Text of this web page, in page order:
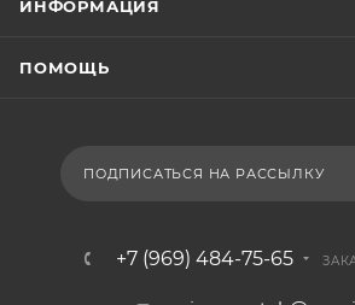
ИНФОРМАЦИЯ
ПОМОЩЬ
ПОДПИСАТЬСЯ НА РАССЫЛКУ
+7 (969) 484-75-65